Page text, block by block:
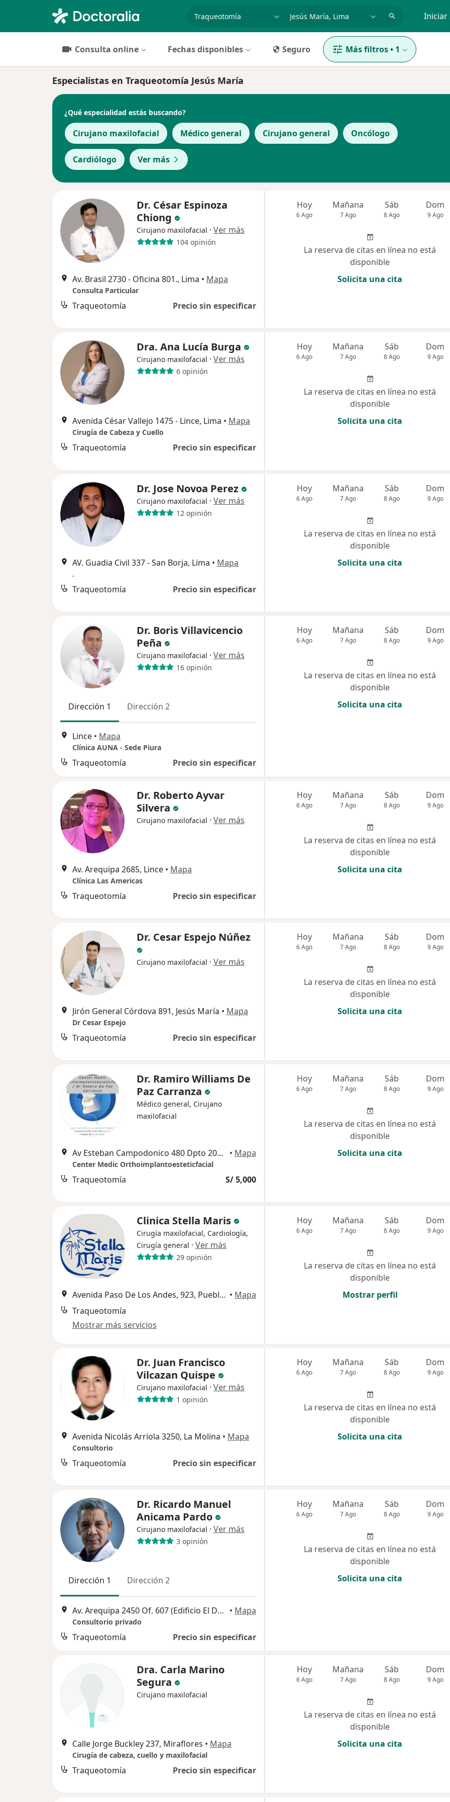
especialidad, enfermedad o nombre
p. ej. Lima Iniciar
Consulta online Fechas disponibles Seguro Más filtros• 1
Especialistas en Traqueotomía Jesús María
¿Qué especialidad estás buscando?
Cirujano maxilofacial Médico general Cirujano general Oncólogo
Cardiólogo Ver más
Dr. César Espinoza
Chiong
Cirujano maxilofacial · Ver más
104 opinión
Av. Brasil 2730 - Oficina 801., Lima • Mapa
Consulta Particular
Traqueotomía Precio sin especificar
Hoy
6 Ago
Mañana
7 Ago
Sáb
8 Ago
Dom
9 Ago
La reserva de citas en línea no está
disponible
Solicita una cita
Dra. Ana Lucía Burga
Cirujano maxilofacial · Ver más
6 opinión
Avenida César Vallejo 1475 - Lince, Lima • Mapa
Cirugía de Cabeza y Cuello
Traqueotomía Precio sin especificar
Hoy
6 Ago
Mañana
7 Ago
Sáb
8 Ago
Dom
9 Ago
La reserva de citas en línea no está
disponible
Solicita una cita
Dr. Jose Novoa Perez
Cirujano maxilofacial · Ver más
12 opinión
AV. Guadia Civil 337 - San Borja, Lima • Mapa
.
Traqueotomía Precio sin especificar
Hoy
6 Ago
Mañana
7 Ago
Sáb
8 Ago
Dom
9 Ago
La reserva de citas en línea no está
disponible
Solicita una cita
Dr. Boris Villavicencio
Peña
Cirujano maxilofacial · Ver más
16 opinión
Dirección 1 Dirección 2
Lince • Mapa
Clínica AUNA - Sede Piura
Traqueotomía Precio sin especificar
Hoy
6 Ago
Mañana
7 Ago
Sáb
8 Ago
Dom
9 Ago
La reserva de citas en línea no está
disponible
Solicita una cita
Dr. Roberto Ayvar
Silvera
Cirujano maxilofacial · Ver más
Av. Arequipa 2685, Lince • Mapa
Clínica Las Americas
Traqueotomía Precio sin especificar
Hoy
6 Ago
Mañana
7 Ago
Sáb
8 Ago
Dom
9 Ago
La reserva de citas en línea no está
disponible
Solicita una cita
Dr. Cesar Espejo Núñez
Cirujano maxilofacial · Ver más
Jirón General Córdova 891, Jesús María • Mapa
Dr Cesar Espejo
Traqueotomía Precio sin especificar
Hoy
6 Ago
Mañana
7 Ago
Sáb
8 Ago
Dom
9 Ago
La reserva de citas en línea no está
disponible
Solicita una cita
Dr. Ramiro Williams De
Paz Carranza
Médico general, Cirujano
maxilofacial
Av Esteban Campodonico 480 Dpto 202, La Victoria • Mapa
Center Medic Orthoimplantoesteticfacial
Traqueotomía S/ 5,000
Hoy
6 Ago
Mañana
7 Ago
Sáb
8 Ago
Dom
9 Ago
La reserva de citas en línea no está
disponible
Solicita una cita
Clinica Stella Maris
Cirugía maxilofacial, Cardiología,
Cirugía general · Ver más
29 opinión
Avenida Paso De Los Andes, 923, Pueblo Libre • Mapa
Traqueotomía
Mostrar más servicios
Hoy
6 Ago
Mañana
7 Ago
Sáb
8 Ago
Dom
9 Ago
La reserva de citas en línea no está
disponible
Mostrar perfil
Dr. Juan Francisco
Vilcazan Quispe
Cirujano maxilofacial · Ver más
1 opinión
Avenida Nicolás Arriola 3250, La Molina • Mapa
Consultorio
Traqueotomía Precio sin especificar
Hoy
6 Ago
Mañana
7 Ago
Sáb
8 Ago
Dom
9 Ago
La reserva de citas en línea no está
disponible
Solicita una cita
Dr. Ricardo Manuel
Anicama Pardo
Cirujano maxilofacial · Ver más
3 opinión
Dirección 1 Dirección 2
Av. Arequipa 2450 Of. 607 (Edificio El Dorado)., Lince • Mapa
Consultorio privado
Traqueotomía Precio sin especificar
Hoy
6 Ago
Mañana
7 Ago
Sáb
8 Ago
Dom
9 Ago
La reserva de citas en línea no está
disponible
Solicita una cita
Dra. Carla Marino
Segura
Cirujano maxilofacial
Calle Jorge Buckley 237, Miraflores • Mapa
Cirugía de cabeza, cuello y maxilofacial
Traqueotomía Precio sin especificar
Hoy
6 Ago
Mañana
7 Ago
Sáb
8 Ago
Dom
9 Ago
La reserva de citas en línea no está
disponible
Solicita una cita